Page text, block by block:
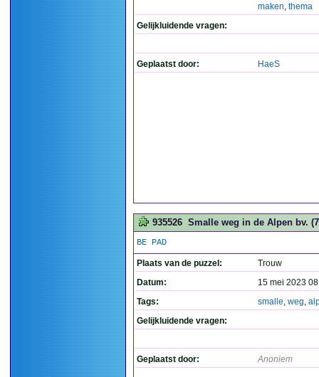
maken, thema
Gelijkluidende vragen:
Geplaatst door: HaeS
935526 Smalle weg in de Alpen bv.
BE PAD
Plaats van de puzzel:
Trouw
Datum:
15 mei 2023
Tags:
smalle, weg,
Gelijkluidende vragen:
Geplaatst door: Anoniem